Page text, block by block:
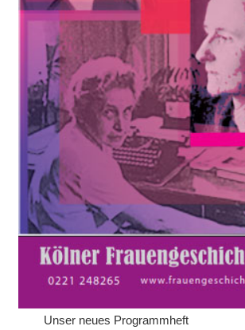
Unser neues Programmheft